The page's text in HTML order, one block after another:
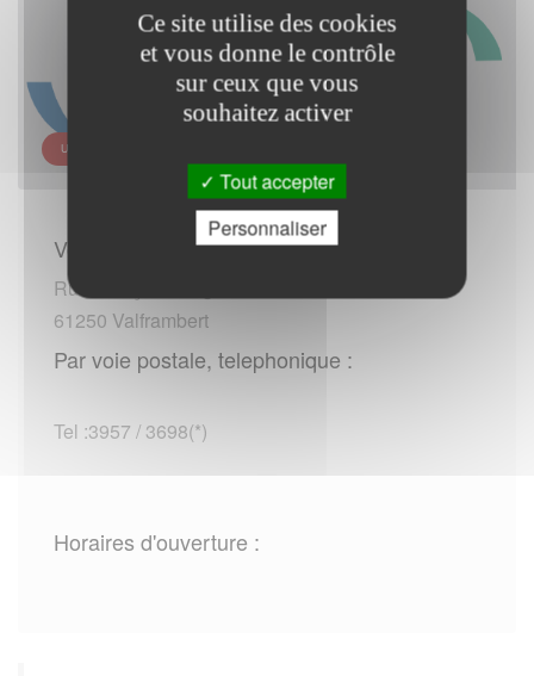
URSSAF - NORMANDIE - SITE DE L ORNE
Vous rendre sur place :
Rue François-Arago
61250 Valframbert
Par voie postale, telephonique :
Tel :3957 / 3698(*)
Horaires d'ouverture :
Ce site utilise des cookies
et vous donne le contrôle
sur ceux que vous
souhaitez activer
Tout accepter
Personnaliser